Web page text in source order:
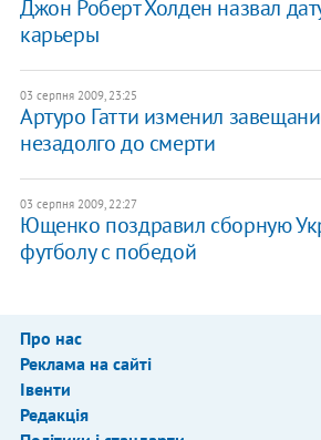
Джон Роберт Холден назвал
карьеры
03 серпня 2009, 23:25
Артуро Гатти изменил
незадолго до смерти
03 серпня 2009, 22:27
Ющенко поздравил сборную
футболу с победой
Про нас
Реклама на сайті
Івенти
Редакція